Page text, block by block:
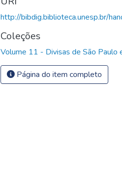
http://bibdig.biblioteca.unesp.br/
Coleções
Volume 11 - Divisas de São Paulo
Página do item completo